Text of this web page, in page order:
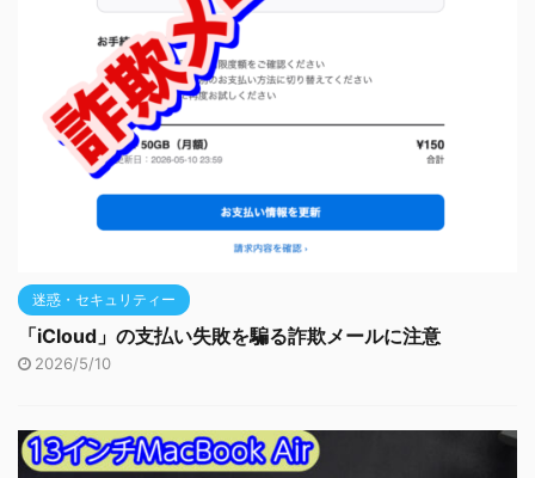
迷惑・セキュリティー
「iCloud」の支払い失敗を騙る詐欺メールに注意
2026/5/10